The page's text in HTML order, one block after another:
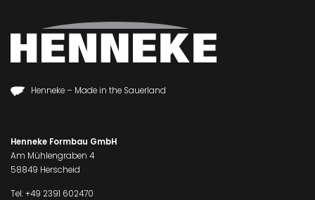
Henneke – Made in the Sauerland
Henneke Formbau GmbH
Am Mühlengraben 4
58849 Herscheid
Tel:+49 2391 602470